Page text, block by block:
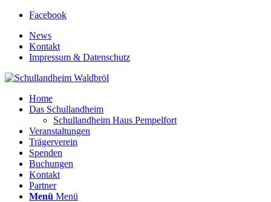
Facebook
News
Kontakt
Impressum & Datenschutz
Home
Das Schullandheim
Schullandheim Haus Pempelfort
Veranstaltungen
Trägerverein
Spenden
Buchungen
Kontakt
Partner
Menü Menü